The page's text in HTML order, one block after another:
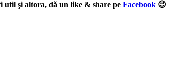
util şi altora, dă un like & share pe Facebook 😉